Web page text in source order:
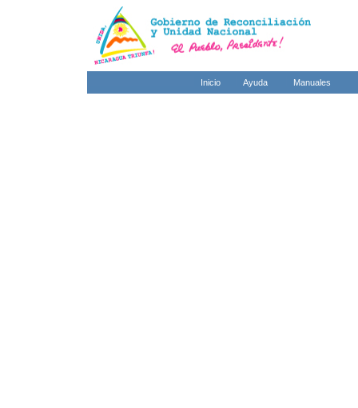
Inicio Ayuda Manuales